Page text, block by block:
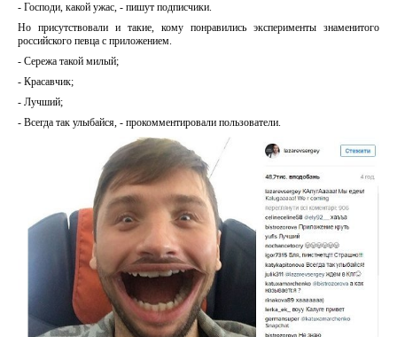
- Господи, какой ужас, - пишут подписчики.
Но присутствовали и такие, кому понравились эксперименты знаменитого
российского певца с приложением.
- Сережа такой милый;
- Красавчик;
- Лучший;
- Всегда так улыбайся, - прокомментировали пользователи.